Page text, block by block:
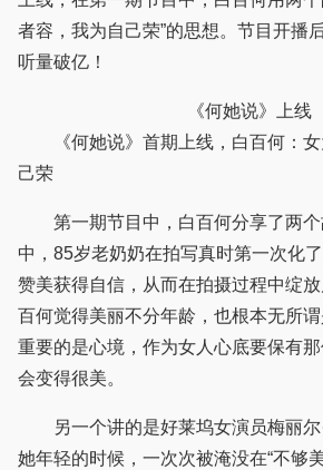
者容，我为自己荣”的思想。节目开播
听量破亿！
《何她说》上线
《何她说》首期上线，白百何：女
己荣
第一期节目中，白百何分享了两个
中，85岁老奶奶在拍写真时第一次化
赞美获得自信，从而在拍摄过程中绽
百何觉得美丽不分年龄，也根本无所谓
重要的是心境，作为女人心底要保有
会变得很美。
另一个讲的是好莱坞女演员梅丽尔·
她年轻的时候，一次次被淹没在“不够